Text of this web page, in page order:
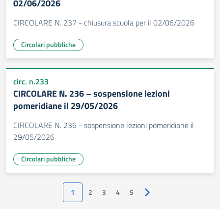
02/06/2026
CIRCOLARE N. 237 - chiusura scuola per il 02/06/2026
Circolari pubbliche
circ. n.233
CIRCOLARE N. 236 – sospensione lezioni
pomeridiane il 29/05/2026
CIRCOLARE N. 236 - sospensione lezioni pomeridiane il
29/05/2026
Circolari pubbliche
1 2 3 4 5 Pagina successiva